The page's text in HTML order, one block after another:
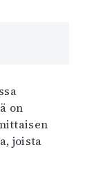
on
joista